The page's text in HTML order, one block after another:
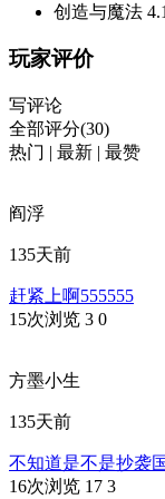
创造与魔法 4.1
玩家评价
写评论
全部评分(30)
热门 | 最新 | 最赞
阎浮
135天前
赶紧上啊555555
15次浏览 3 0
方墨小生
135天前
不知道是不是抄袭
16次浏览 17 3